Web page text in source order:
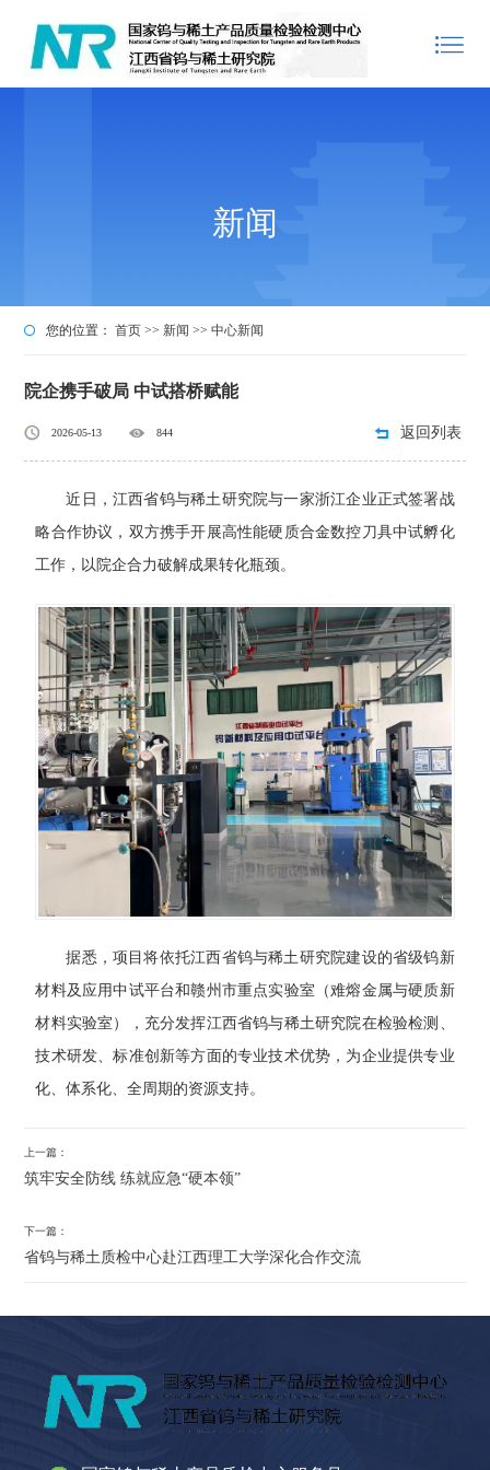
新闻
您的位置： 首页>> 新闻>>中心新闻
院企携手破局 中试搭桥赋能
2026-05-13 844 返回列表
近日，江西省钨与稀土研究院与一家浙江企业正式签署战
略合作协议，双方携手开展高性能硬质合金数控刀具中试孵化
工作，以院企合力破解成果转化瓶颈。
据悉，项目将依托江西省钨与稀土研究院建设的省级钨新
材料及应用中试平台和赣州市重点实验室（难熔金属与硬质新
材料实验室），充分发挥江西省钨与稀土研究院在检验检测、
技术研发、标准创新等方面的专业技术优势，为企业提供专业
化、体系化、全周期的资源支持。
上一篇：
筑牢安全防线 练就应急“硬本领”
下一篇：
省钨与稀土质检中心赴江西理工大学深化合作交流